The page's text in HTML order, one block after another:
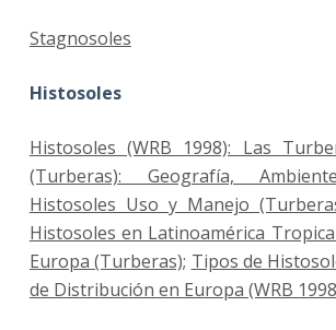
Stagnosoles
Histosoles
Histosoles (WRB 1998): Las
(Turberas): Geografía,
Histosoles Uso y Manejo
Histosoles en Latinoamérica
Europa (Turberas); Tipos de
de Distribución en Europa (WRB